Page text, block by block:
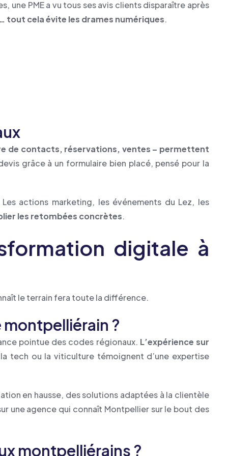
PME a vu tous ses avis clients disparaître après
cela évite les drames numériques.
de contacts, réservations, ventes – permettent
grâce à un formulaire bien placé, pensé pour la
actions marketing, les événements du Lez, les
les retombées concrètes.
digitale à
le terrain fera toute la différence.
?
pointue des codes régionaux. L’expérience sur
tech ou la viticulture témoignent d’une expertise
en hausse, des solutions adaptées à la clientèle
une agence qui connaît Montpellier sur le bout des
montpelliérains ?